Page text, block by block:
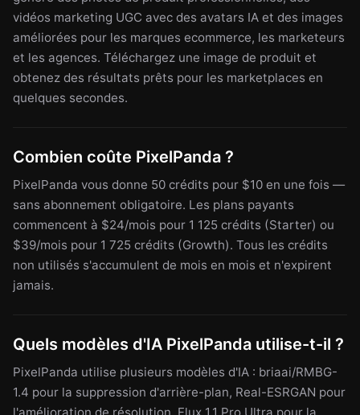
vidéos marketing UGC avec des avatars IA et des images
améliorées pour les marques ecommerce, les marketeurs
et les agences. Téléchargez une image de produit et
obtenez des résultats prêts pour les marketplaces en
quelques secondes.
Combien coûte PixelPanda ?
PixelPanda vous donne 50 crédits pour $10 en une fois —
sans abonnement obligatoire. Les plans payants
commencent à $24/mois pour 1 125 crédits (Starter) ou
$39/mois pour 1 725 crédits (Growth). Tous les crédits
non utilisés s'accumulent de mois en mois et n'expirent
jamais.
Quels modèles d'IA PixelPanda utilise-t-il ?
PixelPanda utilise plusieurs modèles d'IA : briaai/RMBG-
1.4 pour la suppression d'arrière-plan, Real-ESRGAN pour